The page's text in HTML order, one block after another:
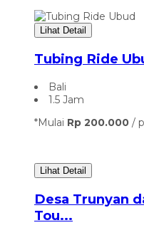
Lihat Detail
Tubing Ride
Bali
1.5 Jam
*Mulai Rp 200.000 /
Lihat Detail
Desa Trunyan
Tou...